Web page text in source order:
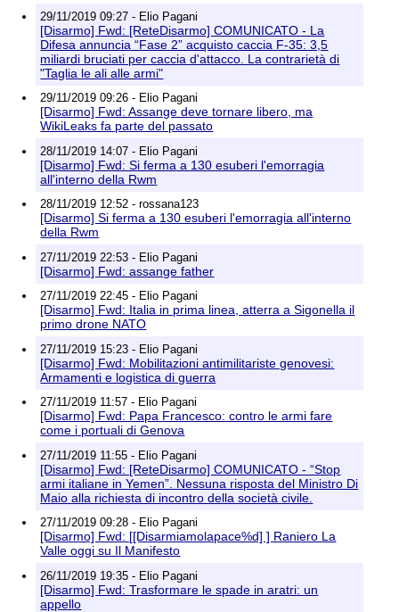
29/11/2019 09:27 - Elio Pagani
[Disarmo] Fwd: [ReteDisarmo] COMUNICATO - La
Difesa annuncia “Fase 2” acquisto caccia F-35: 3,5
miliardi bruciati per caccia d'attacco. La contrarietà di
"Taglia le ali alle armi"
29/11/2019 09:26 - Elio Pagani
[Disarmo] Fwd: Assange deve tornare libero, ma
WikiLeaks fa parte del passato
28/11/2019 14:07 - Elio Pagani
[Disarmo] Fwd: Si ferma a 130 esuberi l'emorragia
all'interno della Rwm
28/11/2019 12:52 - rossana123
[Disarmo] Si ferma a 130 esuberi l'emorragia all'interno
della Rwm
27/11/2019 22:53 - Elio Pagani
[Disarmo] Fwd: assange father
27/11/2019 22:45 - Elio Pagani
[Disarmo] Fwd: Italia in prima linea, atterra a Sigonella il
primo drone NATO
27/11/2019 15:23 - Elio Pagani
[Disarmo] Fwd: Mobilitazioni antimilitariste genovesi:
Armamenti e logistica di guerra
27/11/2019 11:57 - Elio Pagani
[Disarmo] Fwd: Papa Francesco: contro le armi fare
come i portuali di Genova
27/11/2019 11:55 - Elio Pagani
[Disarmo] Fwd: [ReteDisarmo] COMUNICATO - “Stop
armi italiane in Yemen”. Nessuna risposta del Ministro Di
Maio alla richiesta di incontro della società civile.
27/11/2019 09:28 - Elio Pagani
[Disarmo] Fwd: [[Disarmiamolapace%d] ] Raniero La
Valle oggi su Il Manifesto
26/11/2019 19:35 - Elio Pagani
[Disarmo] Fwd: Trasformare le spade in aratri: un
appello